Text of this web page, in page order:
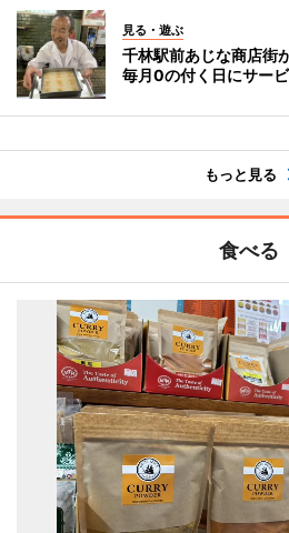
見る・遊ぶ
千林駅前あじな商店街
毎月0の付く日にサー
もっと見る
食べる